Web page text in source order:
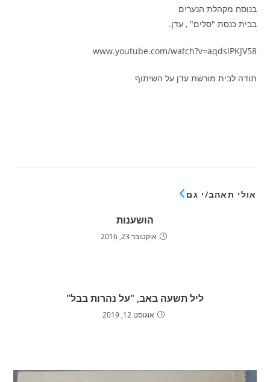
בנוסח מקהלת הנערים
בבית כנסת "סלים" , עדן.
www.youtube.com/watch?v=aqdslPKJV58
תודה לבית מורשת עדן על השיתוף
אולי תאהב/י גם
הושענות
אוקטובר 23, 2016
ליל תשעה באב, "על נהרות בבל"
אוגוסט 12, 2019